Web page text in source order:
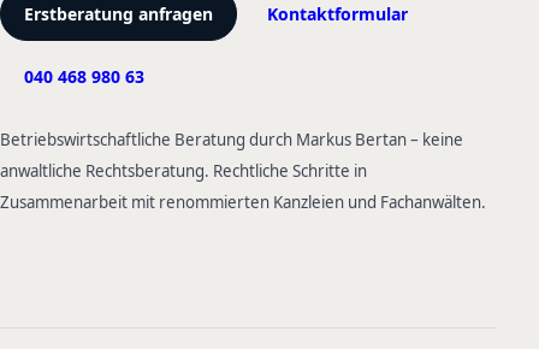
Erstberatung anfragen Kontaktformular
040 468 980 63
Betriebswirtschaftliche Beratung durch Markus Bertan – keine
anwaltliche Rechtsberatung. Rechtliche Schritte in
Zusammenarbeit mit renommierten Kanzleien und Fachanwälten.